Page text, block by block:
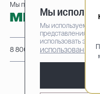
8 800 222-95-25
Мы принимаем к оплате:
Мы
Мы используем
представления
использовать этот
использование